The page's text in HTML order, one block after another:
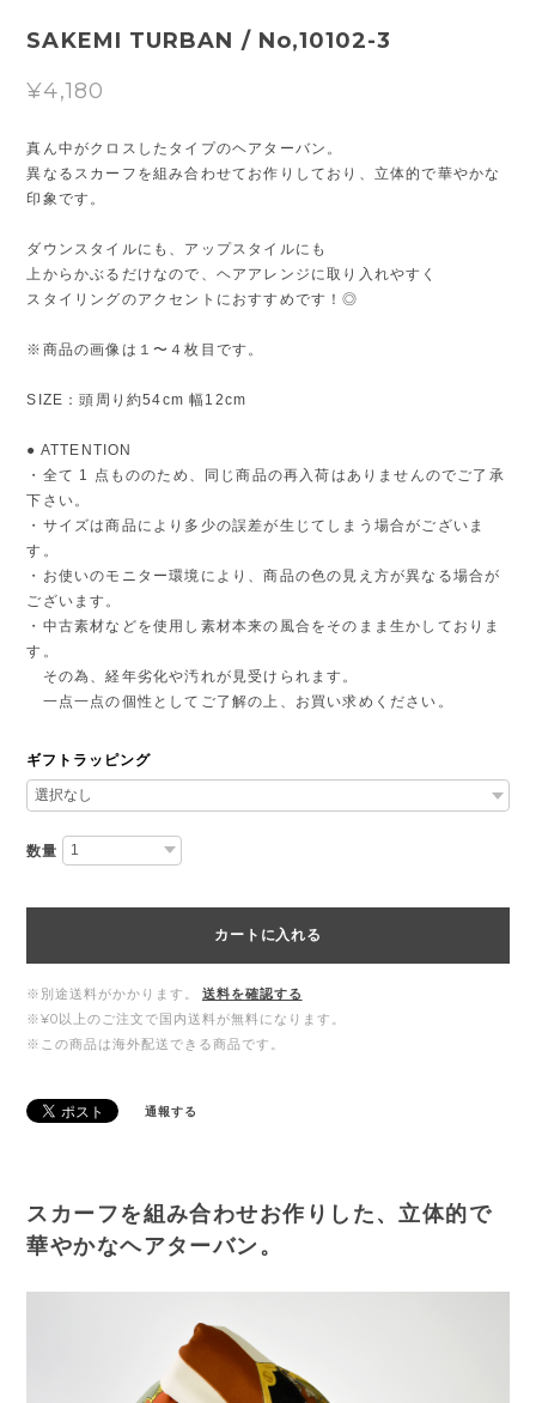
SAKEMI TURBAN / No,10102-3
¥4,180
真ん中がクロスしたタイプのヘアターバン。
異なるスカーフを組み合わせてお作りしており、立体的で華やかな
印象です。
ダウンスタイルにも、アップスタイルにも
上からかぶるだけなので、ヘアアレンジに取り入れやすく
スタイリングのアクセントにおすすめです！◎
※商品の画像は１〜４枚目です。
SIZE：頭周り約54cm 幅12cm
● ATTENTION
・全て 1 点もののため、同じ商品の再入荷はありませんのでご了承
下さい。
・サイズは商品により多少の誤差が生じてしまう場合がございま
す。
・お使いのモニター環境により、商品の色の見え方が異なる場合が
ございます。
・中古素材などを使用し素材本来の風合をそのまま生かしておりま
す。
その為、経年劣化や汚れが見受けられます。
一点一点の個性としてご了解の上、お買い求めください。
ギフトラッピング
数量
カートに入れる
※別途送料がかかります。
送料を確認する
※¥0以上のご注文で国内送料が無料になります。
※この商品は海外配送できる商品です。
通報する
スカーフを組み合わせお作りした、立体的で
華やかなヘアターバン。